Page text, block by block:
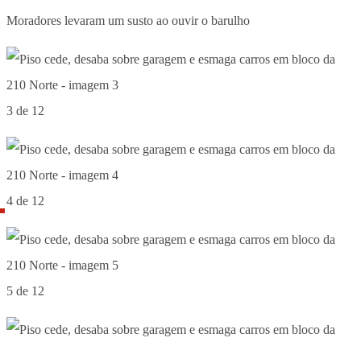
Moradores levaram um susto ao ouvir o barulho
3 de 12
4 de 12
5 de 12